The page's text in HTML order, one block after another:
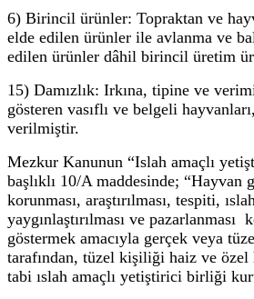
6) Birincil ürünler: Topraktan ve
elde edilen ürünler ile avlanma ve
edilen ürünler dâhil birincil üretim
15) Damızlık: Irkına, tipine ve
gösteren vasıflı ve belgeli
verilmiştir.
Mezkur Kanunun “Islah amaçlı
başlıklı 10/A maddesinde; “Hayvan
korunması, araştırılması, tespiti,
yaygınlaştırılması ve pazarlanması
göstermek amacıyla gerçek veya
tarafından, tüzel kişiliği haiz ve
tabi ıslah amaçlı yetiştirici birliği